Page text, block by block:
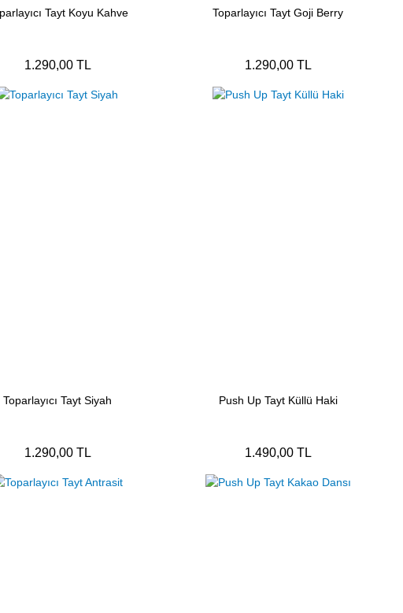
Tayt Koyu Kahve
1.290,00 TL
Toparlayıcı Tayt Goji Berry
1.290,00 TL
Toparlayıcı Tayt Siyah
1.290,00 TL
Push Up Tayt Küllü Haki
1.490,00 TL